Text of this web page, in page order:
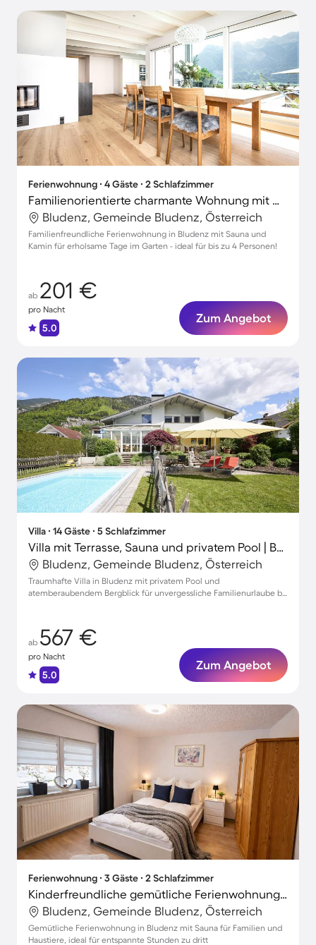
Ferienwohnung ∙ 4 Gäste ∙ 2 Schlafzimmer
Familienorientierte charmante Wohnung mit Garten, Terrasse und Sauna
Bludenz, Gemeinde Bludenz, Österreich
Familienfreundliche Ferienwohnung in Bludenz mit Sauna und
Kamin für erholsame Tage im Garten - ideal für bis zu 4 Personen!
ab 201 €
pro Nacht
5.0
Zum Angebot
Villa ∙ 14 Gäste ∙ 5 Schlafzimmer
Villa mit Terrasse, Sauna und privatem Pool | Bergblick | Perfekt für die Arbeit von Zuhause
Bludenz, Gemeinde Bludenz, Österreich
Traumhafte Villa in Bludenz mit privatem Pool und
atemberaubendem Bergblick für unvergessliche Familienurlaube bis
ab 567 €
pro Nacht
5.0
Zum Angebot
Ferienwohnung ∙ 3 Gäste ∙ 2 Schlafzimmer
Kinderfreundliche gemütliche Ferienwohnung mit Sauna | Gartenblick | Haustiere sind willkommen
Bludenz, Gemeinde Bludenz, Österreich
Gemütliche Ferienwohnung in Bludenz mit Sauna für Familien und
Haustiere, ideal für entspannte Stunden zu dritt